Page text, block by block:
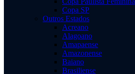
Copa SP
Outros Estados
Acreano
Alagoano
Amapaense
Amazonense
Baiano
Brasiliense